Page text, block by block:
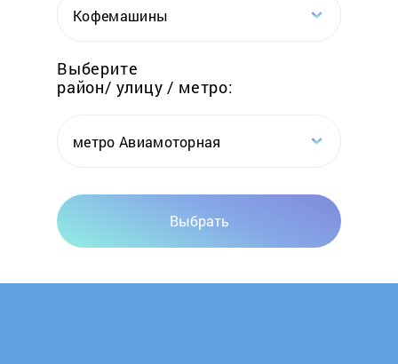
Hyundai
Katrin-K
Kospel
Ladogaz
Кофемашины
Выберите
район/ улицу / метро:
метро Авиамоторная
Выбрать